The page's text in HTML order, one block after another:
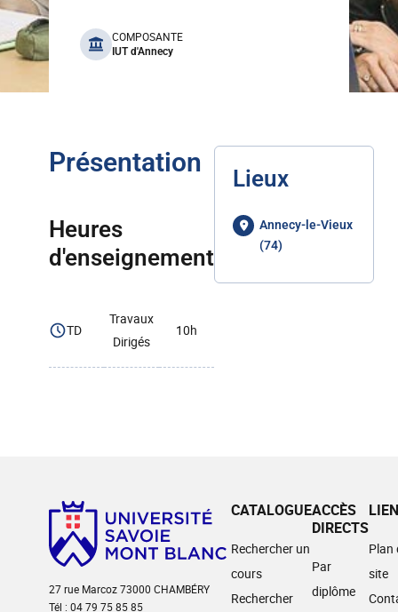
benefits
COMPOSANTE
IUT d'Annecy
Présentation
Heures
d'enseignement
TD
Travaux
Dirigés
10h
Lieux
Annecy-le-Vieux
(74)
27 rue Marcoz 73000 CHAMBÉRY
Tél : 04 79 75 85 85
CATALOGUE
Rechercher un
cours
Rechercher
ACCÈS
DIRECTS
Par
diplôme
Plan
site